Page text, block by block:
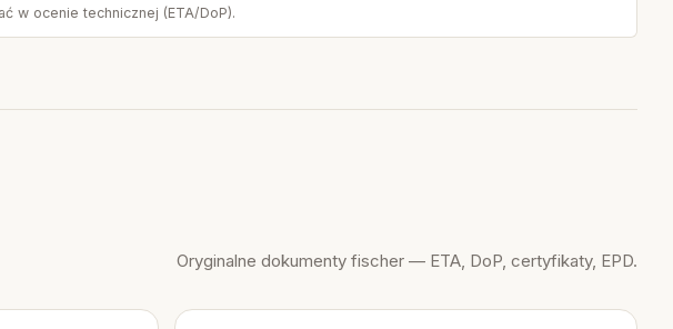
w ocenie technicznej (ETA/DoP).
Oryginalne dokumenty fischer — ETA, DoP, certyfikaty, EPD.